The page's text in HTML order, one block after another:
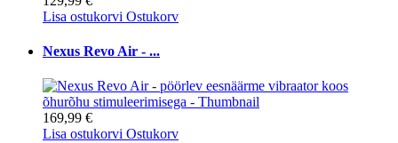
Lisa ostukorvi Ostukorv
Nexus Revo Air - ...
169,99 €
Lisa ostukorvi Ostukorv